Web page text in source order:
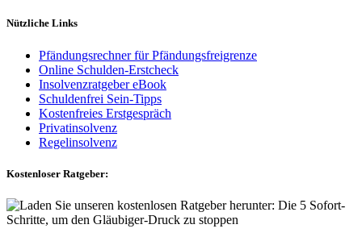
Nützliche Links
Pfändungsrechner für Pfändungsfreigrenze
Online Schulden-Erstcheck
Insolvenzratgeber eBook
Schuldenfrei Sein-Tipps
Kostenfreies Erstgespräch
Privatinsolvenz
Regelinsolvenz
Kostenloser Ratgeber: